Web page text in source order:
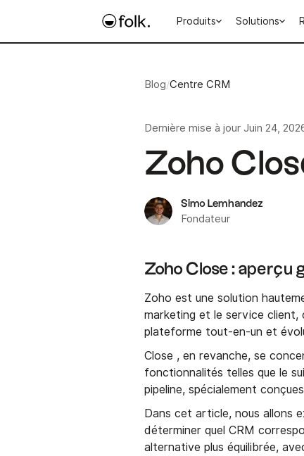
Produits Solutions
Blog/Centre CRM
Dernière mise à jour Juin 24,
Zoho
Simo Lemhandez
Fondateur
Zoho Close : aperçu
Zoho est une solution
marketing et le service client,
plateforme tout-en-un et
Close , en revanche, se
fonctionnalités telles que le
pipeline, spécialement
Dans cet article, nous allons
déterminer quel CRM
alternative plus équilibrée,